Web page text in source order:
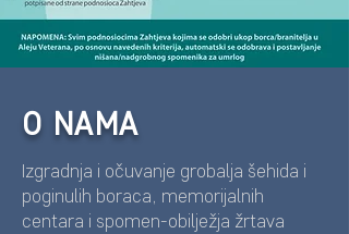
O NAMA
Izgradnja i očuvanje grobalja šehida i
poginulih boraca, memorijalnih
centara i spomen-obilježja žrtava